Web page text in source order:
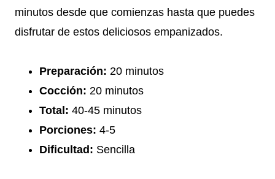
minutos desde que comienzas hasta que puedes
disfrutar de estos deliciosos empanizados.
Preparación: 20 minutos
Cocción: 20 minutos
Total: 40-45 minutos
Porciones: 4-5
Dificultad: Sencilla